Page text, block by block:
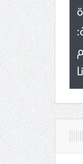
للإبداع
مع الأمين
بنت